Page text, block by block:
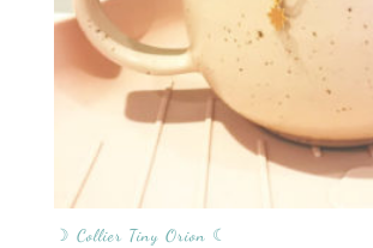
☽ Collier Tiny Orion ☾